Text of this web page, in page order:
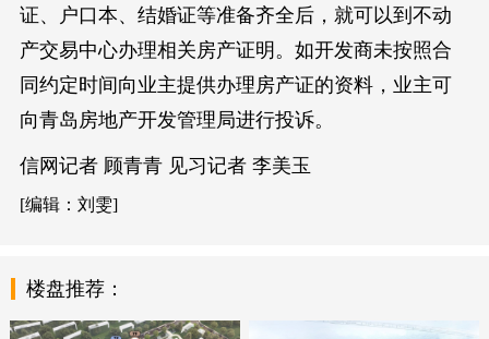
证、户口本、结婚证等准备齐全后，就可以到不动
产交易中心办理相关房产证明。如开发商未按照合
同约定时间向业主提供办理房产证的资料，业主可
向青岛房地产开发管理局进行投诉。
信网记者 顾青青 见习记者 李美玉
[编辑：刘雯]
楼盘推荐：